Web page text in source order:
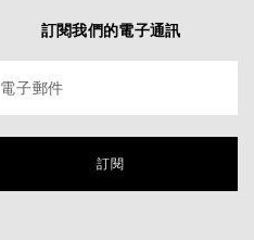
訂閱我們的電子通訊
電子郵件
訂閱